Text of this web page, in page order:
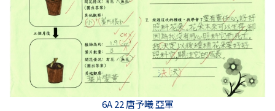
6A 22 唐予曦 亞軍